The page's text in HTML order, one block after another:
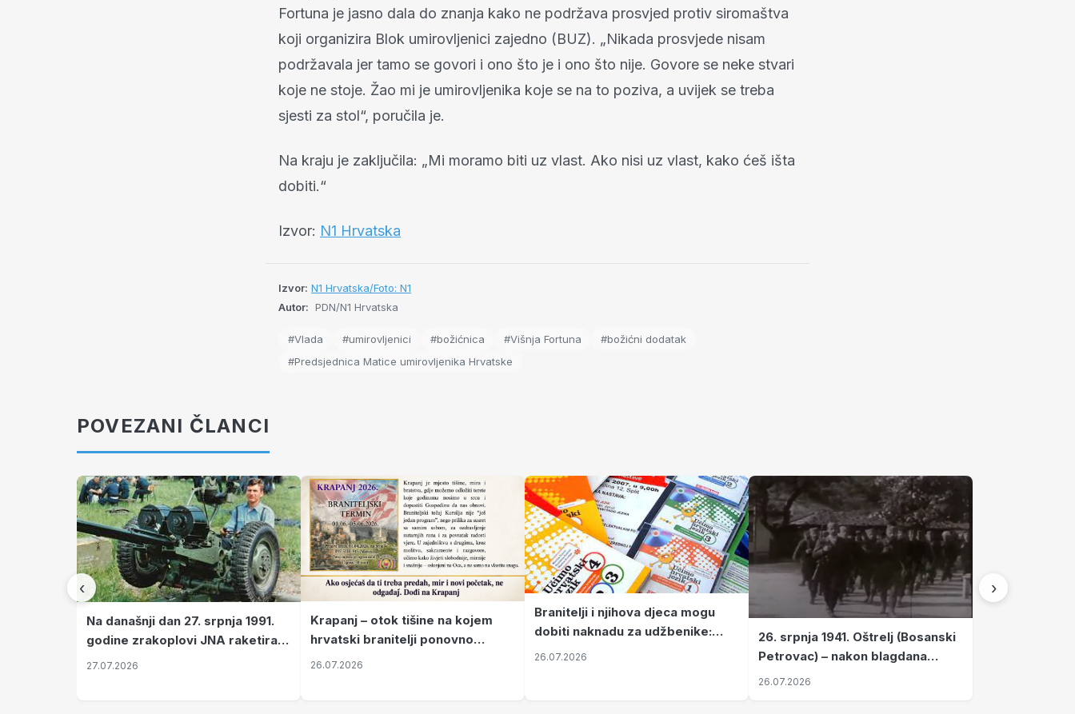
Fortuna je jasno dala do znanja kako ne podržava prosvjed protiv siromaštva
koji organizira Blok umirovljenici zajedno (BUZ). „Nikada prosvjede nisam
podržavala jer tamo se govori i ono što je i ono što nije. Govore se neke stvari
koje ne stoje. Žao mi je umirovljenika koje se na to poziva, a uvijek se treba
sjesti za stol“, poručila je.
Na kraju je zaključila: „Mi moramo biti uz vlast. Ako nisi uz vlast, kako ćeš išta
dobiti.“
Izvor: N1 Hrvatska
Izvor: N1 Hrvatska/Foto: N1
Autor: PDN/N1 Hrvatska
#Vlada #umirovljenici #božićnica #Višnja Fortuna
#božićni dodatak
#Predsjednica Matice umirovljenika Hrvatske
POVEZANI ČLANCI
‹
Na današnji dan 27. srpnja 1991.
godine zrakoplovi JNA raketirali
su vojarnu i obučni centar "Nikola
27.07.2026
Krapanj – otok tišine na kojem
hrvatski branitelji ponovno
pronalaze mir
26.07.2026
Branitelji i njihova djeca mogu
dobiti naknadu za udžbenike:
zahtjevi se podnose do 31.
26.07.2026
26. srpnja 1941. Oštrelj (Bosanski
Petrovac) – nakon blagdana
Svete Ane izvršen napad srpskih
26.07.2026
›